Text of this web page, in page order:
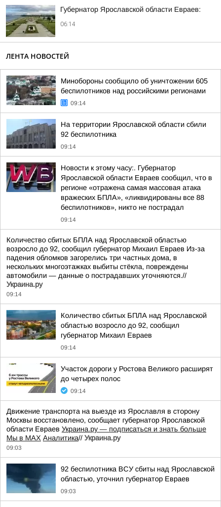
Губернатор Ярославской области Евраев:
06:14
ЛЕНТА НОВОСТЕЙ
Минобороны сообщило об уничтожении 605
беспилотников над российскими регионами
09:14
На территории Ярославской области сбили
92 беспилотника
09:14
Новости к этому часу:. Губернатор
Ярославской области Евраев сообщил, что в
регионе «отражена самая массовая атака
вражеских БПЛА», «ликвидированы все 88
беспилотников», никто не пострадал
09:14
Количество сбитых БПЛА над Ярославской областью
возросло до 92, сообщил губернатор Михаил Евраев Из-за
падения обломков загорелись три частных дома, в
нескольких многоэтажках выбиты стёкла, повреждены
автомобили — данные о пострадавших уточняются.//
Украина.ру
09:14
Количество сбитых БПЛА над Ярославской
областью возросло до 92, сообщил
губернатор Михаил Евраев
09:14
Участок дороги у Ростова Великого расширят
до четырех полос
09:14
Движение транспорта на выезде из Ярославля в сторону
Москвы восстановлено, сообщает губернатор Ярославской
области Евраев Украина.ру — подписаться и знать больше
Мы в MAX Аналитика// Украина.ру
09:03
92 беспилотника ВСУ сбиты над Ярославской
областью, уточнил губернатор Евраев
09:03